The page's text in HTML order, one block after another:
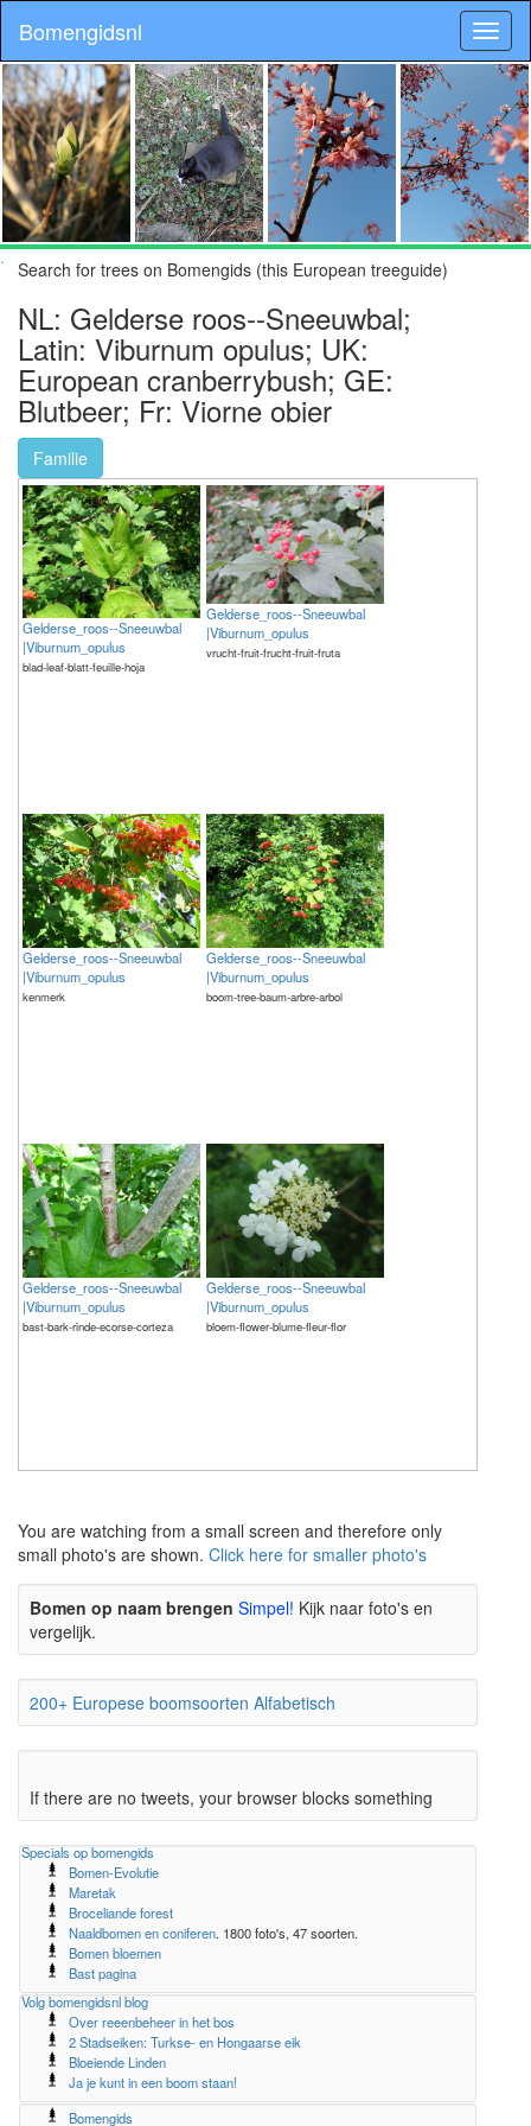
Bomengidsnl
.
Search for trees on Bomengids (this European treeguide)
NL: Gelderse roos--Sneeuwbal;
Latin: Viburnum opulus; UK:
European cranberrybush; GE:
Blutbeer; Fr: Viorne obier
Familie
Gelderse_roos--Sneeuwbal
|Viburnum_opulus
blad-leaf-blatt-feuille-hoja
Gelderse_roos--Sneeuwbal
|Viburnum_opulus
vrucht-fruit-frucht-fruit-fruta
Gelderse_roos--Sneeuwbal
|Viburnum_opulus
kenmerk
Gelderse_roos--Sneeuwbal
|Viburnum_opulus
boom-tree-baum-arbre-arbol
Gelderse_roos--Sneeuwbal
|Viburnum_opulus
bast-bark-rinde-ecorse-corteza
Gelderse_roos--Sneeuwbal
|Viburnum_opulus
bloem-flower-blume-fleur-flor
You are watching from a small screen and therefore only
small photo's are shown. Click here for smaller photo's
Bomen op naam brengen Simpel! Kijk naar foto's en
vergelijk.
200+ Europese boomsoorten Alfabetisch
If there are no tweets, your browser blocks something
Specials op bomengids
Bomen-Evolutie
Maretak
Broceliande forest
Naaldbomen en coniferen. 1800 foto's, 47 soorten.
Bomen bloemen
Bast pagina
Volg bomengidsnl blog
Over reeenbeheer in het bos
2 Stadseiken: Turkse- en Hongaarse eik
Bloeiende Linden
Ja je kunt in een boom staan!
Bomengids